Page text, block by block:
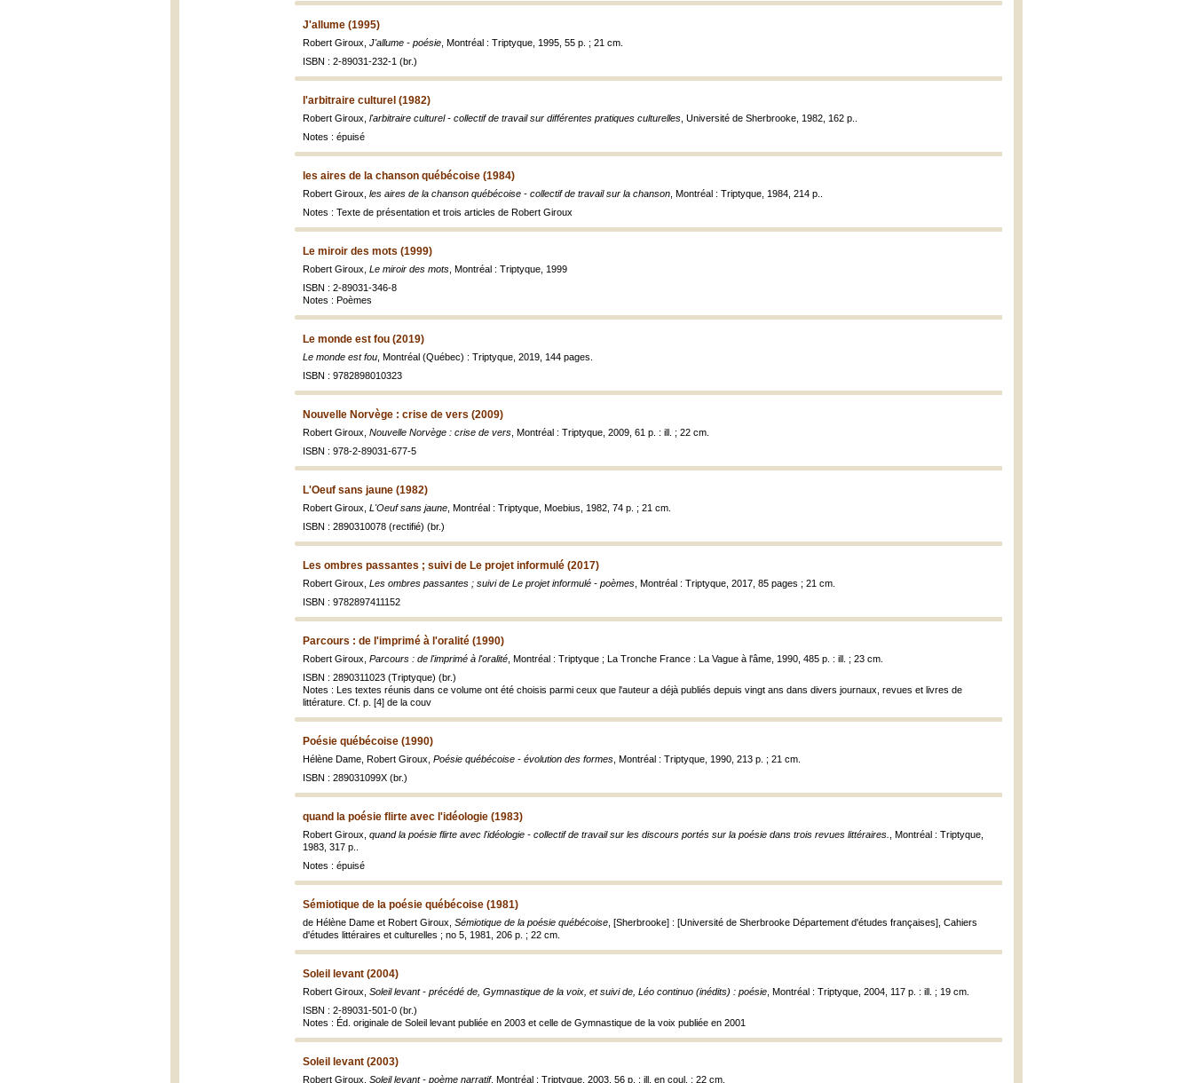
J'allume (1995)
Robert Giroux, J'allume - poésie , Montréal : Triptyque, 1995, 55 p. ; 21 cm.
ISBN : 2-89031-232-1 (br.)
l'arbitraire culturel (1982)
Robert Giroux, l'arbitraire culturel - collectif de travail sur différentes pratiques culturelles , Université de Sherbrooke, 1982, 162 p..
Notes : épuisé
les aires de la chanson québécoise (1984)
Robert Giroux, les aires de la chanson québécoise - collectif de travail sur la chanson , Montréal : Triptyque, 1984, 214 p..
Notes : Texte de présentation et trois articles de Robert Giroux
Le miroir des mots (1999)
Robert Giroux, Le miroir des mots , Montréal : Triptyque, 1999
ISBN : 2-89031-346-8
Notes : Poèmes
Le monde est fou (2019)
Le monde est fou , Montréal (Québec) : Triptyque, 2019, 144 pages.
ISBN : 9782898010323
Nouvelle Norvège : crise de vers (2009)
Robert Giroux, Nouvelle Norvège : crise de vers , Montréal : Triptyque, 2009, 61 p. : ill. ; 22 cm.
ISBN : 978-2-89031-677-5
L'Oeuf sans jaune (1982)
Robert Giroux, L'Oeuf sans jaune , Montréal : Triptyque, Moebius, 1982, 74 p. ; 21 cm.
ISBN : 2890310078 (rectifié) (br.)
Les ombres passantes ; suivi de Le projet informulé (2017)
Robert Giroux, Les ombres passantes ; suivi de Le projet informulé - poèmes , Montréal : Triptyque, 2017, 85 pages ; 21 cm.
ISBN : 9782897411152
Parcours : de l'imprimé à l'oralité (1990)
Robert Giroux, Parcours : de l'imprimé à l'oralité , Montréal : Triptyque ; La Tronche France : La Vague à l'âme, 1990, 485 p. : ill. ; 23 cm.
ISBN : 2890311023 (Triptyque) (br.)
Notes : Les textes réunis dans ce volume ont été choisis parmi ceux que l'auteur a déjà publiés depuis vingt ans dans divers journaux, revues et livres de
littérature. Cf. p. [4] de la couv
Poésie québécoise (1990)
Hélène Dame, Robert Giroux, Poésie québécoise - évolution des formes , Montréal : Triptyque, 1990, 213 p. ; 21 cm.
ISBN : 289031099X (br.)
quand la poésie flirte avec l'idéologie (1983)
Robert Giroux, quand la poésie flirte avec l'idéologie - collectif de travail sur les discours portés sur la poésie dans trois revues littéraires.
, Montréal : Triptyque,
1983, 317 p..
Notes : épuisé
Sémiotique de la poésie québécoise (1981)
de Hélène Dame et Robert Giroux, Sémiotique de la poésie québécoise , [Sherbrooke] : [Université de Sherbrooke Département d'études françaises], Cahiers
d'études littéraires et culturelles ; no 5, 1981, 206 p. ; 22 cm.
Soleil levant (2004)
Robert Giroux, Soleil levant - précédé de, Gymnastique de la voix, et suivi de, Léo continuo (inédits) : poésie , Montréal : Triptyque, 2004, 117 p. : ill. ; 19 cm.
ISBN : 2-89031-501-0 (br.)
Notes : Éd. originale de Soleil levant publiée en 2003 et celle de Gymnastique de la voix publiée en 2001
Soleil levant (2003)
Robert Giroux, Soleil levant - poème narratif, Montréal : Triptyque, 2003, 56 p. : ill. en coul. ; 22 cm.